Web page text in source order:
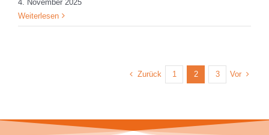
4. November 2025
Weiterlesen
Zurück 1 2 3 Vor